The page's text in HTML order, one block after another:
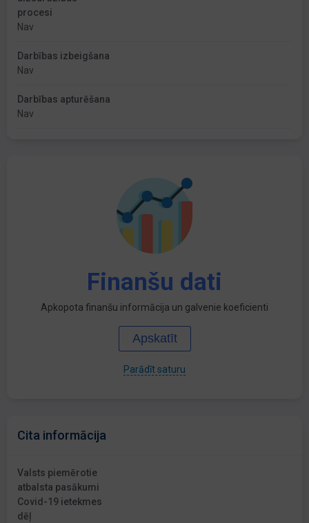
procesi
Nav
Darbības izbeigšana
Nav
Darbības apturēšana
Nav
Finanšu dati
Apkopota finanšu informācija un galvenie koeficienti
Apskatīt
Parādīt saturu
Cita informācija
Valsts piemērotie
atbalsta pasākumi
Covid-19 ietekmes
dēļ